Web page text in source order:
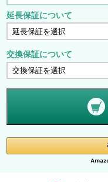
延長保証について
交換保証について